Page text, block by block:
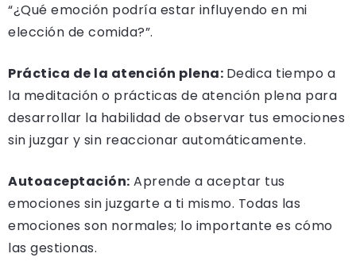
“¿Qué emoción podría estar influyendo en mi
elección de comida?”.
Práctica de la atención plena: Dedica tiempo a
la meditación o prácticas de atención plena para
desarrollar la habilidad de observar tus emociones
sin juzgar y sin reaccionar automáticamente.
Autoaceptación: Aprende a aceptar tus
emociones sin juzgarte a ti mismo. Todas las
emociones son normales; lo importante es cómo
las gestionas.